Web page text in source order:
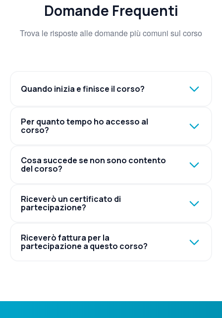
Domande Frequenti
Trova le risposte alle domande più comuni sul corso
Quando inizia e finisce il corso?
Per quanto tempo ho accesso al
corso?
Cosa succede se non sono contento
del corso?
Riceverò un certificato di
partecipazione?
Riceverò fattura per la
partecipazione a questo corso?